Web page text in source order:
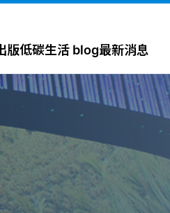
版低碳生活 blog最新消息